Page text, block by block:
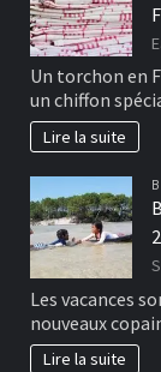
Un torchon en
un chiffon
Lire la suite
Les vacances
nouveaux
Lire la suite